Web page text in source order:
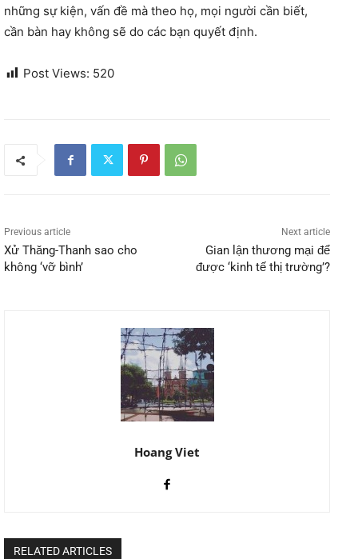
những sự kiện, vấn đề mà theo họ, mọi người cần biết,
cần bàn hay không sẽ do các bạn quyết định.
Post Views: 520
Previous article
Xử Thăng-Thanh sao cho
không ‘vỡ bình’
Next article
Gian lận thương mại để
được ‘kinh tế thị trường’?
Hoang Viet
RELATED ARTICLES